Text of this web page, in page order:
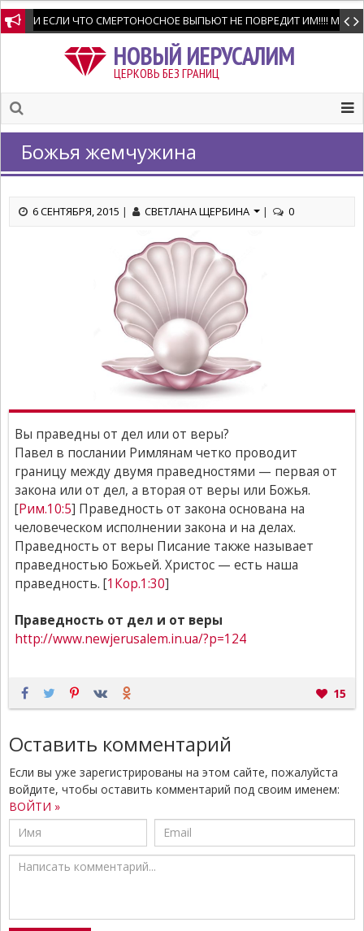
И ЕСЛИ ЧТО СМЕРТОНОСНОЕ ВЫПЬЮТ НЕ ПОВРЕДИТ ИМ!!!! Мне
НОВЫЙ ИЕРУСАЛИМ
ЦЕРКОВЬ БЕЗ ГРАНИЦ
Божья жемчужина
6 СЕНТЯБРЯ, 2015 | СВЕТЛАНА ЩЕРБИНА | 0
Вы праведны от дел или от веры?
Павел в послании Римлянам четко проводит
границу между двумя праведностями — первая от
закона или от дел, а вторая от веры или Божья.
[Рим.10:5] Праведность от закона основана на
человеческом исполнении закона и на делах.
Праведность от веры Писание также называет
праведностью Божьей. Христос — есть наша
праведность. [1Кор.1:30]
Праведность от дел и от веры
http://www.newjerusalem.in.ua/?p=124
15
Оставить комментарий
Если вы уже зарегистрированы на этом сайте, пожалуйста
войдите, чтобы оставить комментарий под своим именем:
ВОЙТИ »